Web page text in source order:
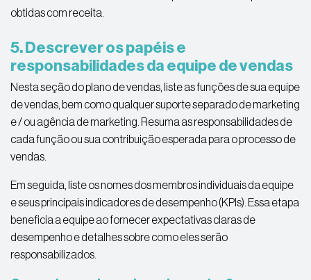
obtidas com receita.
5. Descrever os papéis e
responsabilidades da equipe de vendas
Nesta seção do plano de vendas, liste as funções de sua equipe
de vendas, bem como qualquer suporte separado de marketing
e / ou agência de marketing. Resuma as responsabilidades de
cada função ou sua contribuição esperada para o processo de
vendas.
Em seguida, liste os nomes dos membros individuais da equipe
e seus principais indicadores de desempenho (KPIs). Essa etapa
beneficia a equipe ao fornecer expectativas claras de
desempenho e detalhes sobre como eles serão
responsabilizados.